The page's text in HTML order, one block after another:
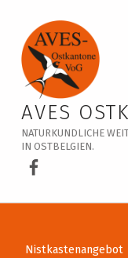
Veranstaltungskalender – AVES Ostkantone VoG
AVES
NATURKUNDLICHE
IN OSTBELGIEN.
AVES
Nistkastenangebot